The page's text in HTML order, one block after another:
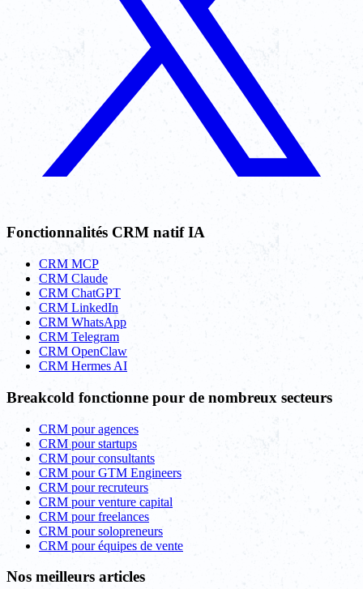
Fonctionnalités CRM natif IA
CRM MCP
CRM Claude
CRM ChatGPT
CRM LinkedIn
CRM WhatsApp
CRM Telegram
CRM OpenClaw
CRM Hermes AI
Breakcold fonctionne pour de nombreux secteurs
CRM pour agences
CRM pour startups
CRM pour consultants
CRM pour GTM Engineers
CRM pour recruteurs
CRM pour venture capital
CRM pour freelances
CRM pour solopreneurs
CRM pour équipes de vente
Nos meilleurs articles